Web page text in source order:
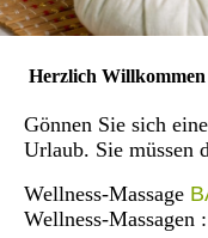
Herzlich Willkommen
Gönnen Sie sich
Urlaub. Sie müssen
Wellness-Massage
Wellness-Massagen :